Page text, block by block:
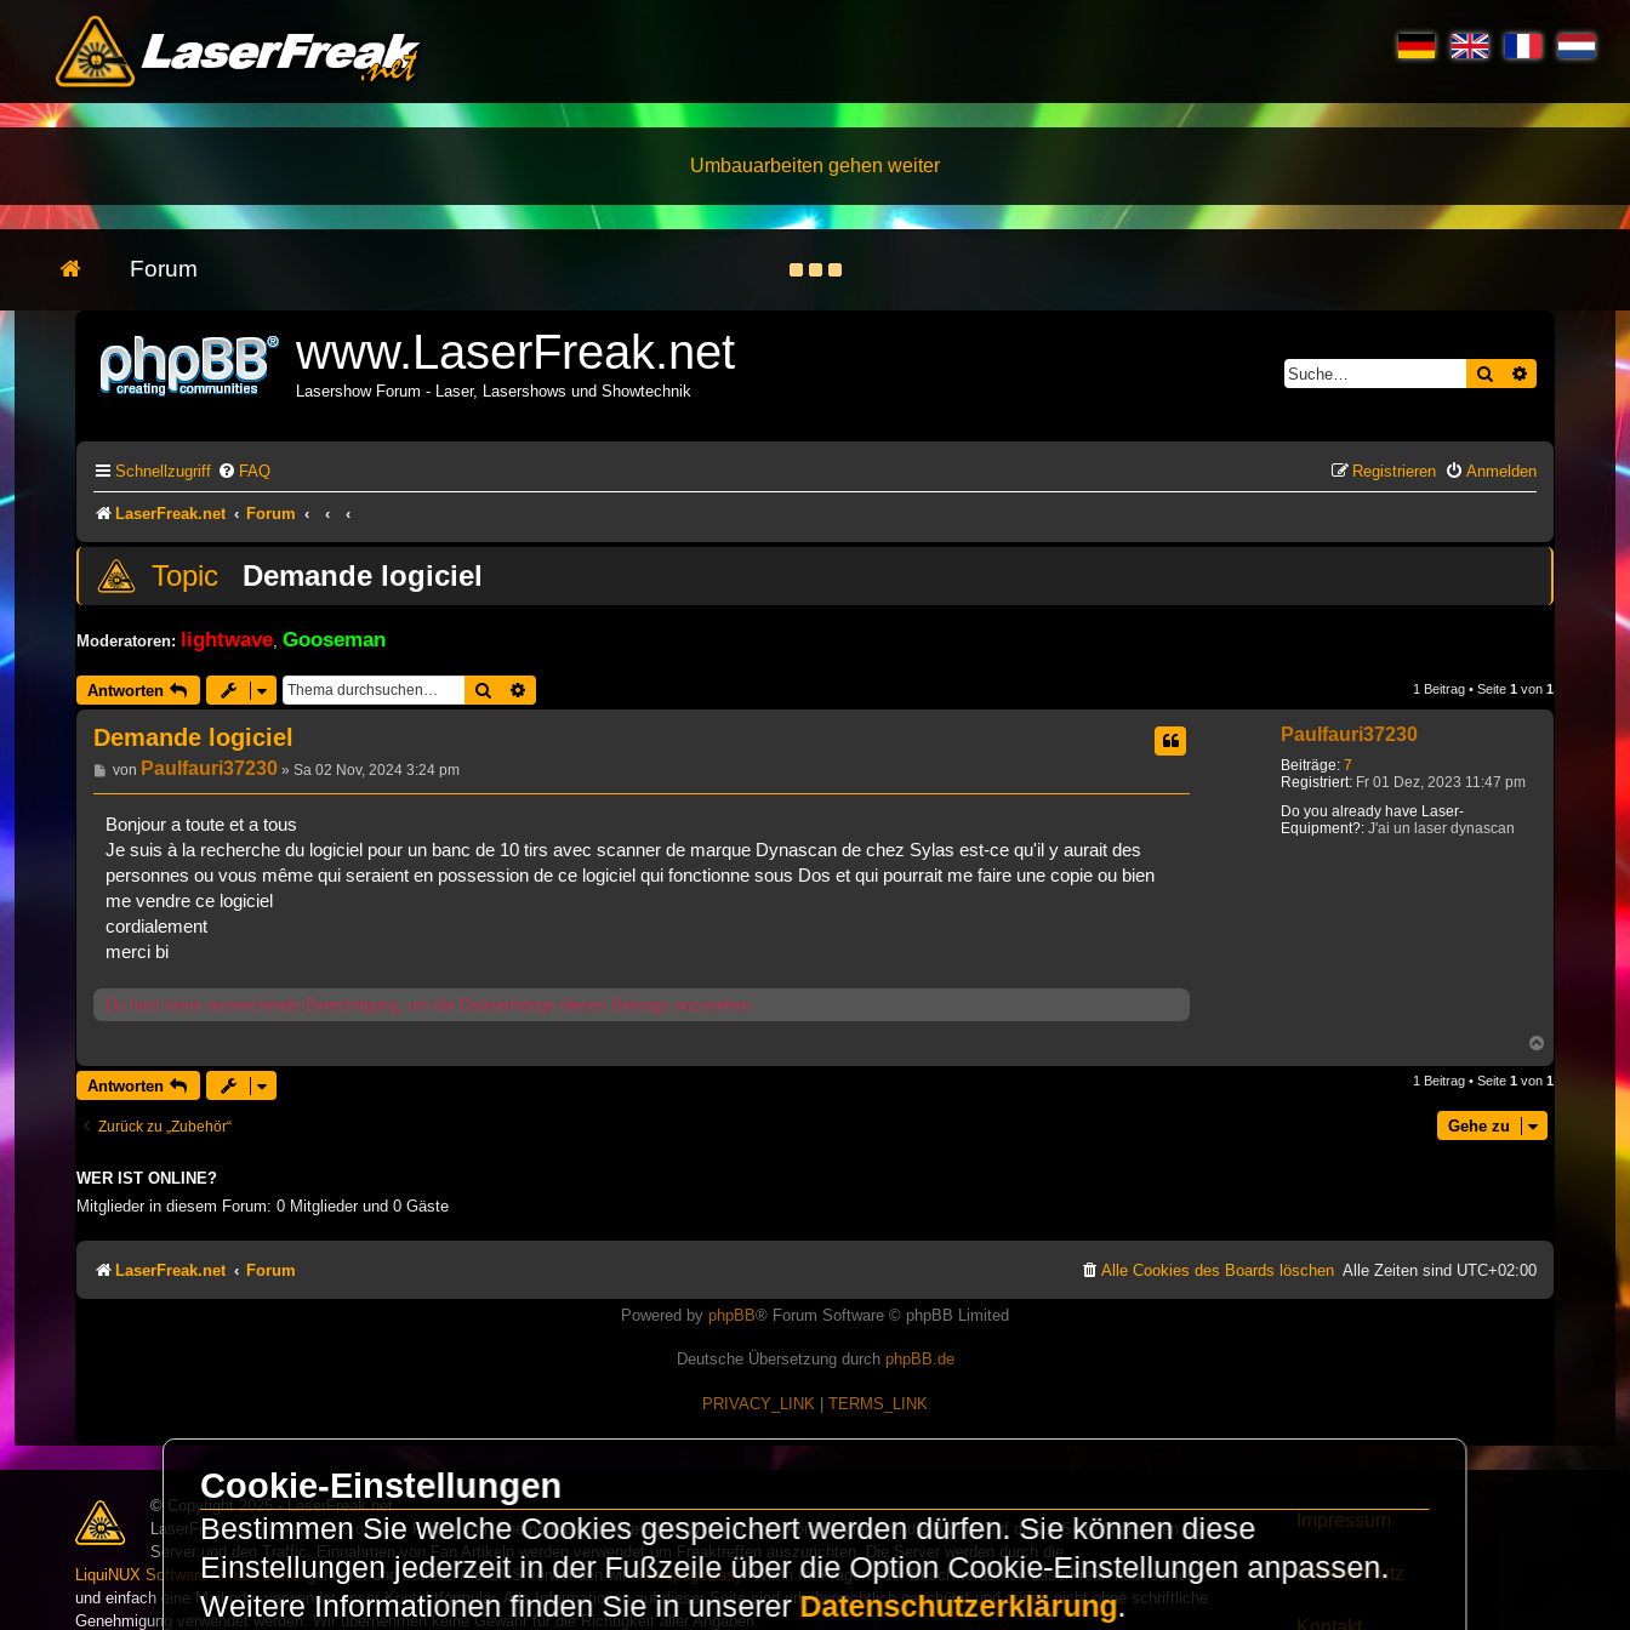
Umbauarbeiten gehen weiter
Forum
www.LaserFreak.net
Lasershow Forum - Laser, Lasershows und Showtechnik
Suche Erweiterte
Schnellzugriff FAQ Anmelden
Registrieren
LaserFreak.net Forum
Demande logiciel
Moderatoren: lightwave Gooseman
Antworten Suche 1 Beitrag • Seite 1 von 1
Paulfauri37230
Beiträge: 7
Registriert: Fr 01 Dez, 2023 11:47 pm
Do you already have Laser-
Equipment?: J'ai un laser dynascan
Demande logiciel
Beitrag
von Paulfauri37230» Sa 02 Nov, 2024 3:24 pm
Bonjour a toute et a tous
Je suis à la recherche du logiciel pour un banc de 10 tirs avec scanner de marque Dynascan de chez Sylas est-ce qu'il y aurait des
personnes ou vous même qui seraient en possession de ce logiciel qui fonctionne sous Dos et qui pourrait me faire une copie ou bien
me vendre ce logiciel
cordialement
merci bi
Du hast keine ausreichende Berechtigung, um die Dateianhänge dieses Beitrags anzusehen.
oben
Antworten 1 Beitrag • Seite 1 von 1
Zurück zu „Zubehör“ Gehe zu
WER IST ONLINE?
Mitglieder in diesem Forum: 0 Mitglieder und 0 Gäste
LaserFreak.net Forum Alle Zeiten sind UTC+02:00
Alle Cookies des Boards löschen
Powered by phpBB® Forum Software © phpBB Limited
Deutsche Übersetzung durch phpBB.de
PRIVACY_LINK TERMS_LINK
© Copyright 2025 - LaserFreak.net
LaserFreak ist ein freies und offenes Forum zum Thema Lasershowtechnik. Wir sind nicht kommerziell und die Banner auf dieser Seite finanzieren die
Server und den Traffic. Einnahmen von Fan Artikeln werden verwendet um Freaktreffen auszurichten. Die Server werden durch die
LiquiNUX Software GmbH Berlingehostet und betreut. Als CMS verwenden wirHomepageEasy. Wenn Ihr Fragen oder Beschwerden zu LaserFreak habt schickt
und einfach eine Mail oder verwendet unser Kontaktformular. Alle Informationen auf dieser Seite sind urheberrechtlich geschützt und dürfen nicht ohne schriftliche
Genehmigung verwendet werden. Wir übernehmen keine Gewähr für die Richtigkeit aller Angaben.
Impressum
Datenschutz
Cookie-Einstellungen
Bestimmen Sie welche Cookies gespeichert werden dürfen. Sie können diese
Einstellungen jederzeit in der Fußzeile über die Option Cookie-Einstellungen anpassen.
Weitere Informationen finden Sie in unsererDatenschutzerklärung.